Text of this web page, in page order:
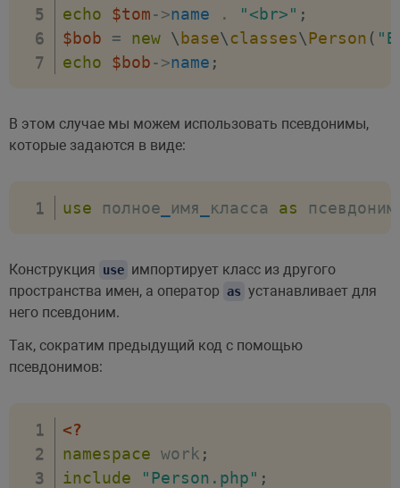
echo
$tom->name . "<br>" ;
$bob
= new \base\classes\Person (
echo
$bob->name ;
В этом случае мы можем использовать псевдонимы,
которые задаются в виде:
use полное имя класса as псевдоним
Конструкция use импортирует класс из другого
пространства имен, а оператор as устанавливает для
него псевдоним.
Так, сократим предыдущий код с помощью
псевдонимов:
<?
namespace work ;
include
"Person.php" ;